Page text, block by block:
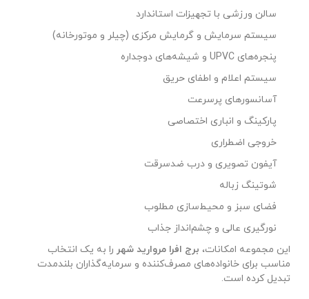
سالن ورزشی با تجهیزات استاندارد
سیستم سرمایش و گرمایش مرکزی (چیلر و موتورخانه)
پنجره‌های UPVC و شیشه‌های دوجداره
سیستم اعلام و اطفای حریق
آسانسورهای پرسرعت
پارکینگ و انباری اختصاصی
خروجی اضطراری
آیفون تصویری و درب ضدسرقت
شوتینگ زباله
فضای سبز و محیط‌سازی مطلوب
نورگیری عالی و چشم‌انداز جذاب
این مجموعه امکانات،برج افرا مروارید شهررا به یک انتخاب
مناسب برای خانواده‌های مصرف‌کننده و سرمایه‌گذاران بلندمدت
تبدیل کرده است.